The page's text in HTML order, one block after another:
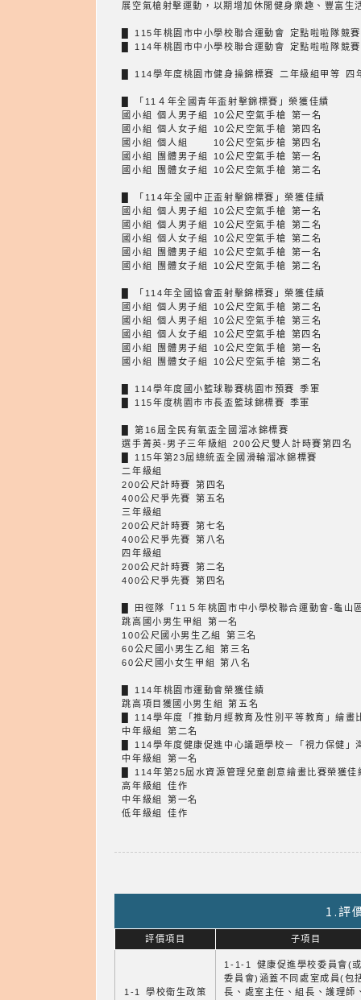
展空氣槍射擊運動，以期增加休閒健身樂趣、豐富
█ 115年桃園市中小學校聯合運動會 定點啦啦隊競
█ 114年桃園市中小學校聯合運動會 定點啦啦隊競
█ 114學年度桃園市健身操錦標賽 二年級組甲等 四
█ 「11４年全國青年盃射擊錦標賽」榮獲佳績
國小組 個人男子組 10公尺空氣手槍 第一名
國小組 個人女子組 10公尺空氣手槍 第四名
國小組 個人組 10公尺空氣步槍 第四名
國小組 團體男子組 10公尺空氣手槍 第一名
國小組 團體女子組 10公尺空氣手槍 第二名
█ 「114年全國中正盃射擊錦標賽」榮獲佳績
國小組 個人男子組 10公尺空氣手槍 第一名
國小組 個人男子組 10公尺空氣手槍 第二名
國小組 個人女子組 10公尺空氣手槍 第二名
國小組 團體男子組 10公尺空氣手槍 第一名
國小組 團體女子組 10公尺空氣手槍 第二名
█ 「114年全國協會盃射擊錦標賽」榮獲佳績
國小組 個人男子組 10公尺空氣手槍 第二名
國小組 個人男子組 10公尺空氣手槍 第三名
國小組 個人女子組 10公尺空氣手槍 第四名
國小組 團體男子組 10公尺空氣手槍 第一名
國小組 團體女子組 10公尺空氣手槍 第二名
█ 114學年度國小籃球聯賽桃園巿預賽 季軍
█ 115年度桃園巿巿長盃籃球錦標賽 季軍
█ 第16屆全民有氧盃全國溜冰錦標賽
選手菁英-男子三年級組 200公尺雙人計時賽第四名
█ 115年第23屆總統盃全國滑輪溜冰錦標賽
二年級組
200公尺計時賽 第四名
400公尺爭先賽 第五名
三年級組
200公尺計時賽 第七名
400公尺爭先賽 第八名
四年級組
200公尺計時賽 第二名
400公尺爭先賽 第四名
█ 田徑隊「11５年桃園市中小學校聯合運動會-龜山
跳高國小男生甲組 第一名
100公尺國小男生乙組 第三名
60公尺國小男生乙組 第三名
60公尺國小女生甲組 第八名
█ 114年桃園市運動會榮獲佳績
跳高項目獲國小男生組 第五名
█ 114學年度「推動月經教育及性別平等教育」繪畫
中年級組 第二名
█ 114學年度健康促進中心議題學校－「視力保健」
中年級組 第一名
█ 114年第25屆水資源管理兒童創意繪畫比賽榮獲佳
高年級組 佳作
中年級組 第一名
低年級組 佳作
1.評
評價項目 子項目
1-1 學校衛生政策
1-1-1 健康促進學校委員會(
委員會)涵蓋不同處室成員(包
長、處室主任、組長、護理師